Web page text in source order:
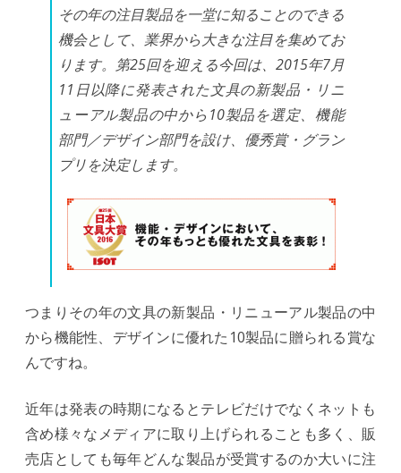
は
その年の注目製品を一堂に知ることのできる
機会として、業界から大きな注目を集めてお
ります。第25回を迎える今回は、2015年7月
11日以降に発表された文具の新製品・リニ
ューアル製品の中から10製品を選定、機能
部門／デザイン部門を設け、優秀賞・グラン
プリを決定します。
つまりその年の文具の新製品・リニューアル製品の中
から機能性、デザインに優れた10製品に贈られる賞な
んですね。
近年は発表の時期になるとテレビだけでなくネットも
含め様々なメディアに取り上げられることも多く、販
売店としても毎年どんな製品が受賞するのか大いに注